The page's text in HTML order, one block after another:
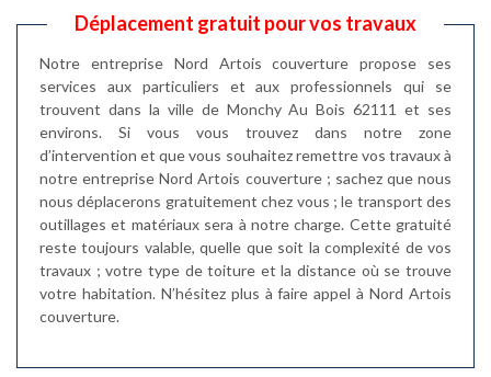
Déplacement gratuit pour vos travaux
Notre entreprise Nord Artois couverture propose ses
services aux particuliers et aux professionnels qui se
trouvent dans la ville de Monchy Au Bois 62111 et ses
environs. Si vous vous trouvez dans notre zone
d’intervention et que vous souhaitez remettre vos travaux à
notre entreprise Nord Artois couverture ; sachez que nous
nous déplacerons gratuitement chez vous ; le transport des
outillages et matériaux sera à notre charge. Cette gratuité
reste toujours valable, quelle que soit la complexité de vos
travaux ; votre type de toiture et la distance où se trouve
votre habitation. N’hésitez plus à faire appel à Nord Artois
couverture.